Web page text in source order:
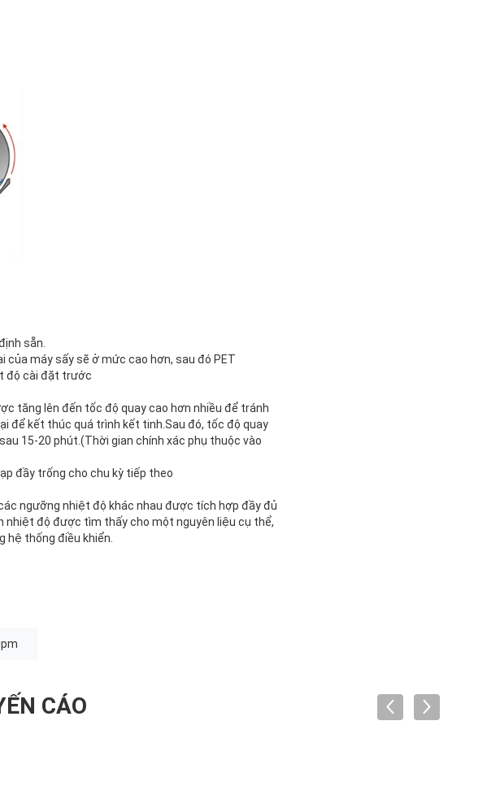
sẵn.
máy sấy sẽ ở mức cao hơn, sau đó PET
độ cài đặt trước
tăng lên đến tốc độ quay cao hơn nhiều để tránh
để kết thúc quá trình kết tinh.Sau đó, tốc độ quay
15-20 phút.(Thời gian chính xác phụ thuộc vào
đầy trống cho chu kỳ tiếp theo
ngưỡng nhiệt độ khác nhau được tích hợp đầy đủ
nhiệt độ được tìm thấy cho một nguyên liệu cụ thể,
thống điều khiển.
CÁO